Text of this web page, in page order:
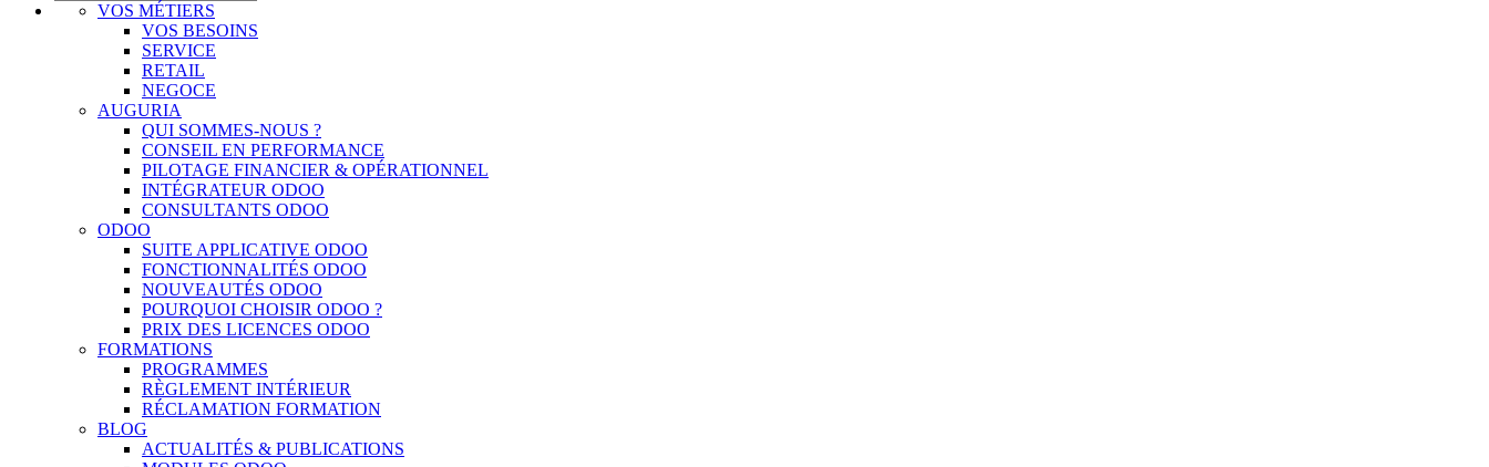
VOS MÉTIERS
VOS BESOINS
SERVICE
RETAIL
NEGOCE
AUGURIA
QUI SOMMES-NOUS ?
CONSEIL EN PERFORMANCE
PILOTAGE FINANCIER & OPÉRATIONNEL
INTÉGRATEUR ODOO
CONSULTANTS ODOO
ODOO
SUITE APPLICATIVE ODOO
FONCTIONNALITÉS ODOO
NOUVEAUTÉS ODOO
POURQUOI CHOISIR ODOO ?
PRIX DES LICENCES ODOO
FORMATIONS
PROGRAMMES
RÈGLEMENT INTÉRIEUR
RÉCLAMATION FORMATION
BLOG
ACTUALITÉS & PUBLICATIONS